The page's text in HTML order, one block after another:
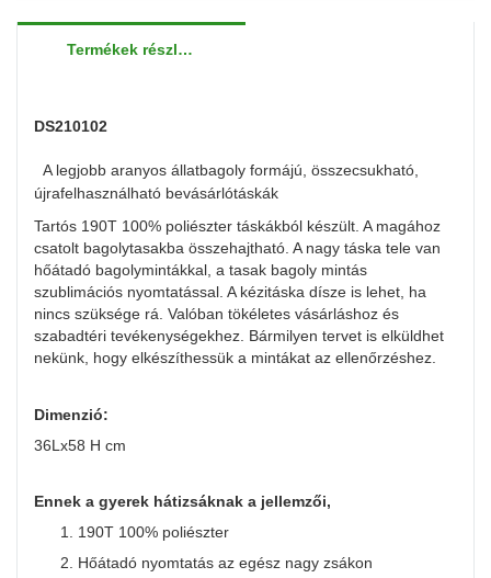
További lehetőségekért forduljon bizalommal
a YOUCCO szállítójához.
Termékek részletei
DS210102
A legjobb aranyos állatbagoly formájú, összecsukható,
újrafelhasználható bevásárlótáskák
Tartós 190T 100% poliészter táskákból készült. A magához
csatolt bagolytasakba összehajtható. A nagy táska tele van
hőátadó bagolymintákkal, a tasak bagoly mintás
szublimációs nyomtatással. A kézitáska dísze is lehet, ha
nincs szüksége rá. Valóban tökéletes vásárláshoz és
szabadtéri tevékenységekhez. Bármilyen tervet is elküldhet
nekünk, hogy elkészíthessük a mintákat az ellenőrzéshez.
Dimenzió:
36Lx58 H cm
Ennek a gyerek hátizsáknak a jellemzői,
1. 190T 100% poliészter
2. Hőátadó nyomtatás az egész nagy zsákon